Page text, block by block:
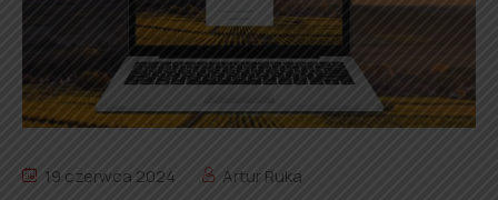
19 czerwca 2024
Artur Ruka